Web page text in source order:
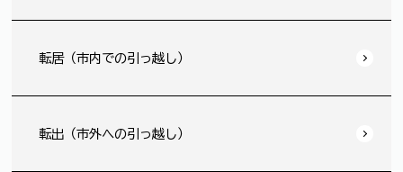
転居（市内での引っ越し）
転出（市外への引っ越し）